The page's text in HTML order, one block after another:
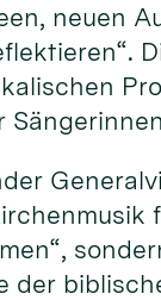
neuen
der